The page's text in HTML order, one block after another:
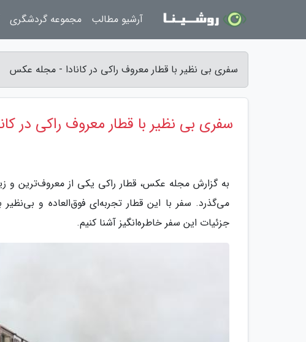
سفری بی نظیر با قطار معروف راکی در کانادا - مجله عکس
سفری بی نظیر با قطار معروف راکی در
به گزارش مجله عکس، قطار راکی یکی از معروف‌ترین و
می‌گذرد. سفر با این قطار تجربه‌ای فوق‌العاده و
جزئیات این سفر خاطره‌انگیز آشنا کنیم.
آرشیو مطالب مجموعه گردشگری